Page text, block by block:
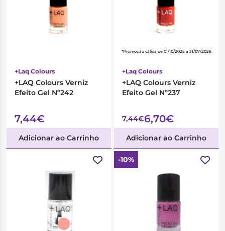
+Laq Colours
+LAQ Colours Verniz
Efeito Gel Nº242
7,44€
Adicionar ao Carrinho
*Promoção válida de 01/10/2025 a 31/07/2026
+Laq Colours
+LAQ Colours Verniz
Efeito Gel Nº237
7,44€6,70€
Adicionar ao Carrinho
-10%